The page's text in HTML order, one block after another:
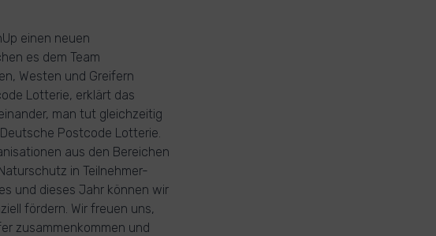
einen neuen
es dem Team
Westen und Greifern
Lotterie, erklärt das
man tut gleichzeitig
Postcode Lotterie.
aus den Bereichen
in Teilnehmer-
und dieses Jahr können wir
fördern. Wir freuen uns,
zusammenkommen und